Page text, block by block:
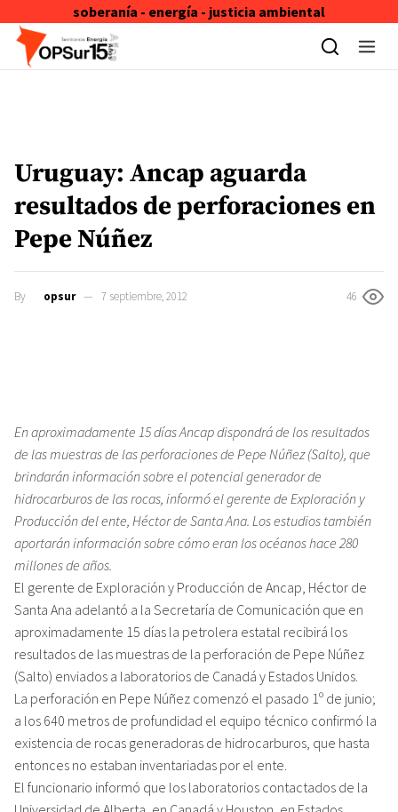
soberanía - energía - justicia ambiental
Skip to content
Uruguay: Ancap aguarda
resultados de perforaciones en
Pepe Núñez
By opsur 7 septiembre, 2012 46
En aproximadamente 15 días Ancap dispondrá de los resultados
de las muestras de las perforaciones de Pepe Núñez (Salto), que
brindarán información sobre el potencial generador de
hidrocarburos de las rocas, informó el gerente de Exploración y
Producción del ente, Héctor de Santa Ana. Los estudios también
aportarán información sobre cómo eran los océanos hace 280
millones de años.
El gerente de Exploración y Producción de Ancap, Héctor de
Santa Ana adelantó a la Secretaría de Comunicación que en
aproximadamente 15 días la petrolera estatal recibirá los
resultados de las muestras de la perforación de Pepe Núñez
(Salto) enviados a laboratorios de Canadá y Estados Unidos.
La perforación en Pepe Núñez comenzó el pasado 1º de junio;
a los 640 metros de profundidad el equipo técnico confirmó la
existencia de rocas generadoras de hidrocarburos, que hasta
entonces no estaban inventariadas por el ente.
El funcionario informó que los laboratorios contactados de la